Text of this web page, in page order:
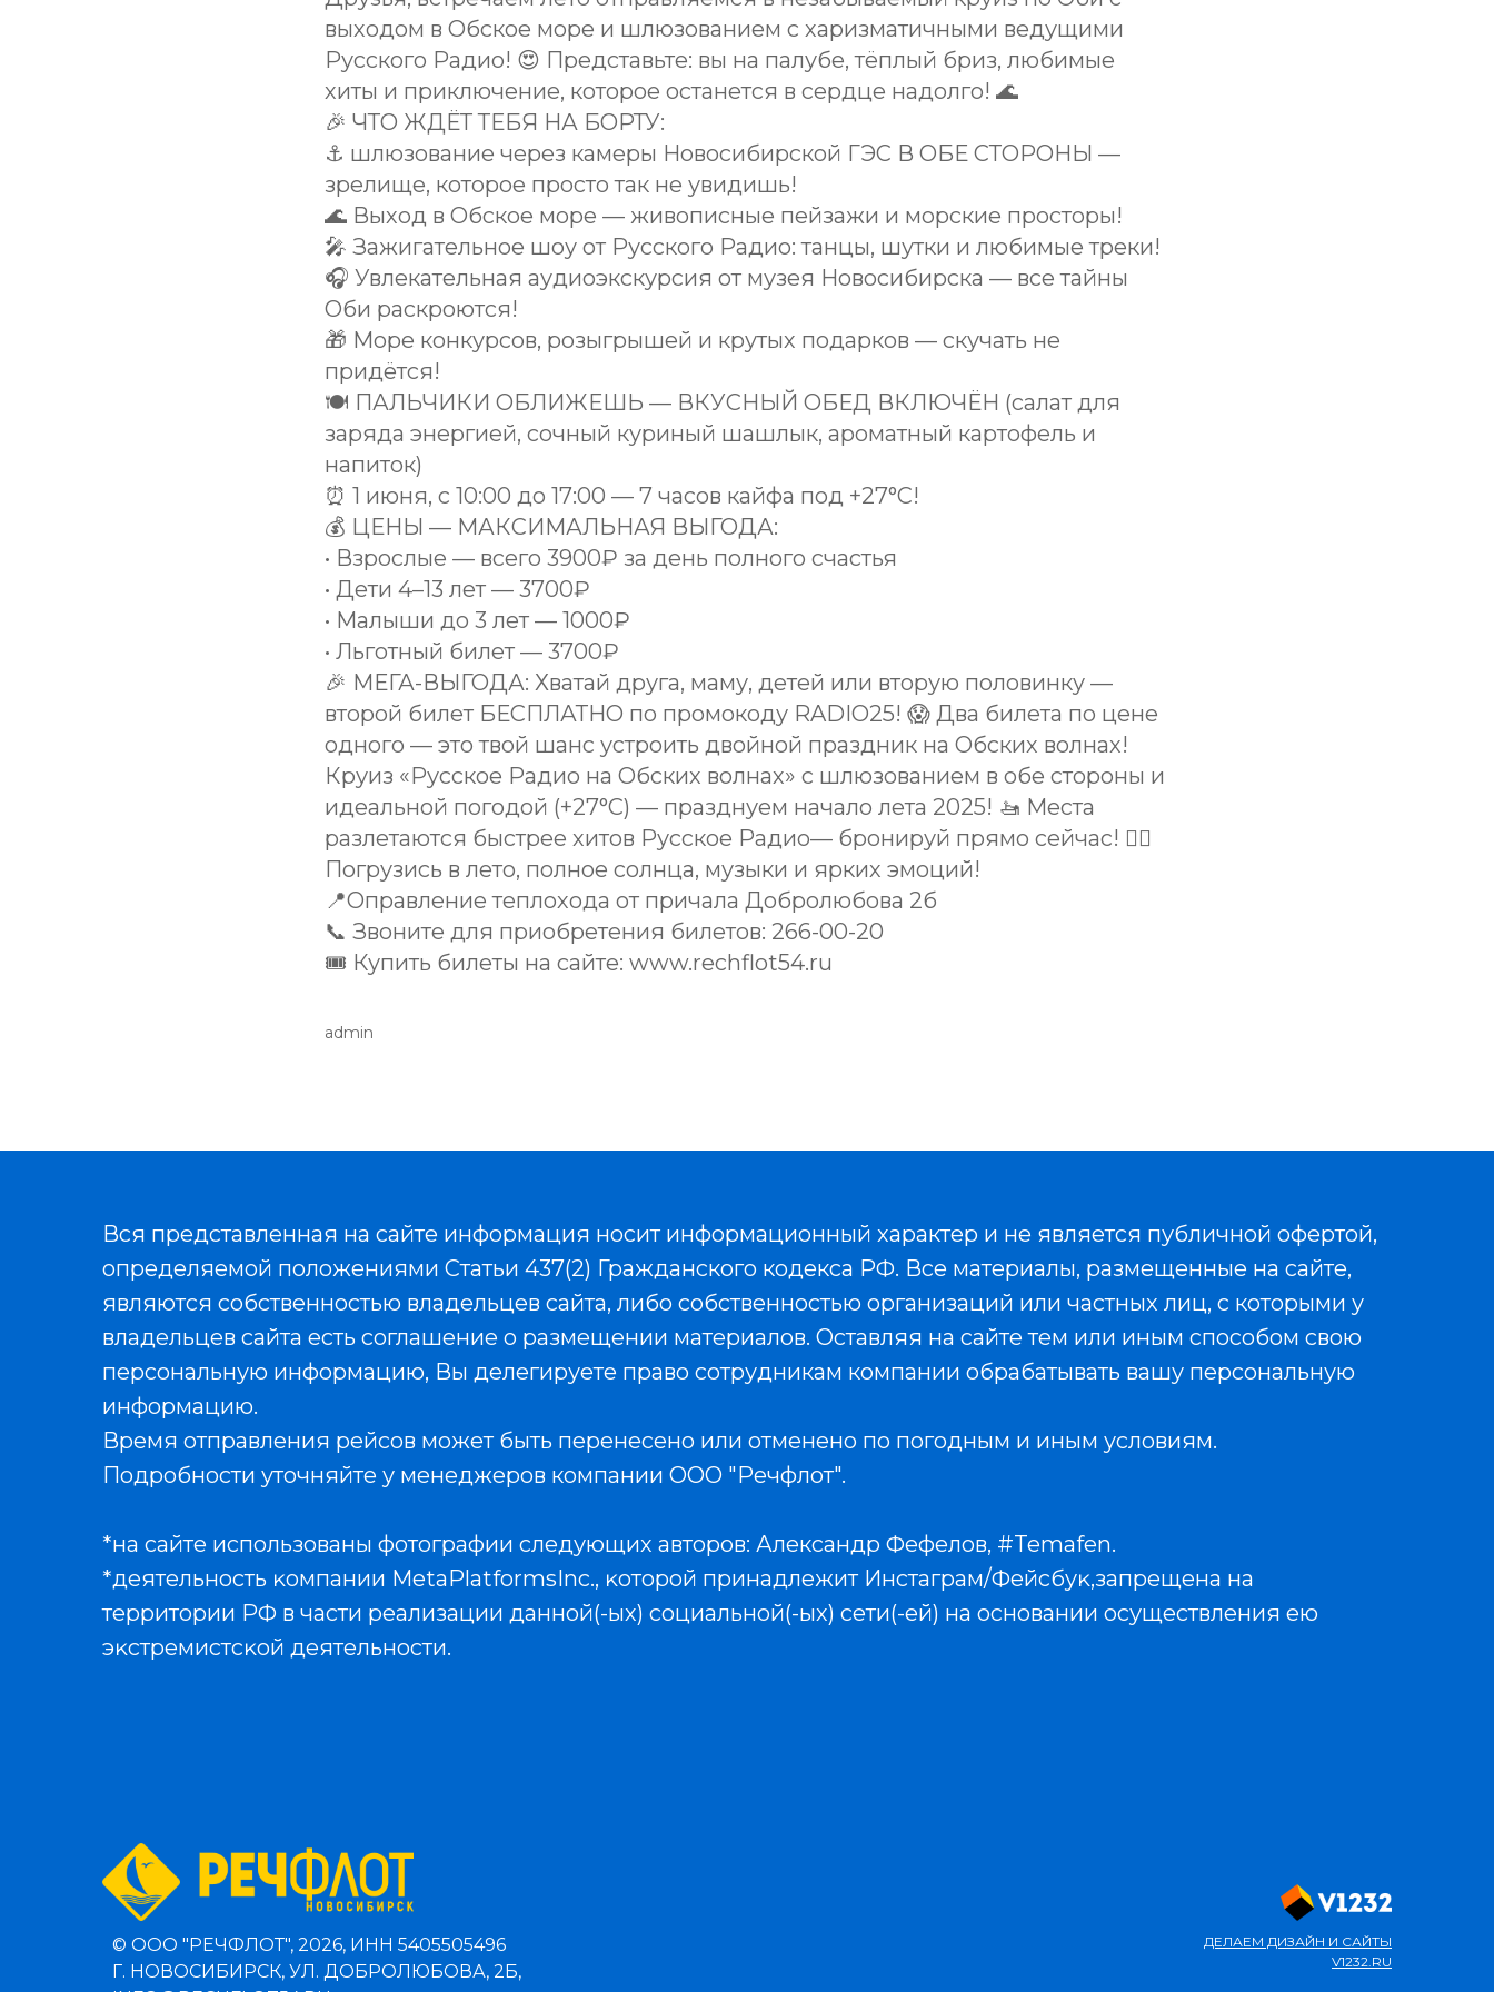
выходом в Обское море и шлюзованием с харизматичными ведущими
Русского Радио! 😍 Представьте: вы на палубе, тёплый бриз, любимые
хиты и приключение, которое останется в сердце надолго! 🌊
🎉 ЧТО ЖДЁТ ТЕБЯ НА БОРТУ:
⚓️ шлюзование через камеры Новосибирской ГЭС В ОБЕ СТОРОНЫ —
зрелище, которое просто так не увидишь!
🌊 Выход в Обское море — живописные пейзажи и морские просторы!
🎤 Зажигательное шоу от Русского Радио: танцы, шутки и любимые треки!
🎧 Увлекательная аудиоэкскурсия от музея Новосибирска — все тайны
Оби раскроются!
🎁 Море конкурсов, розыгрышей и крутых подарков — скучать не
придётся!
🍽 ПАЛЬЧИКИ ОБЛИЖЕШЬ — ВКУСНЫЙ ОБЕД ВКЛЮЧЁН (салат для
заряда энергией, сочный куриный шашлык, ароматный картофель и
напиток)
⏰ 1 июня, с 10:00 до 17:00 — 7 часов кайфа под +27°C!
💰 ЦЕНЫ — МАКСИМАЛЬНАЯ ВЫГОДА:
• Взрослые — всего 3900₽ за день полного счастья
• Дети 4–13 лет — 3700₽
• Малыши до 3 лет — 1000₽
• Льготный билет — 3700₽
🎉 МЕГА-ВЫГОДА: Хватай друга, маму, детей или вторую половинку —
второй билет БЕСПЛАТНО по промокоду RADIO25! 😱 Два билета по цене
одного — это твой шанс устроить двойной праздник на Обских волнах!
Круиз «Русское Радио на Обских волнах» с шлюзованием в обе стороны и
идеальной погодой (+27°C) — празднуем начало лета 2025! 🚤 Места
разлетаются быстрее хитов Русское Радио— бронируй прямо сейчас! 🏃‍♂️
Погрузись в лето, полное солнца, музыки и ярких эмоций!
📍Оправление теплохода от причала Добролюбова 2б
📞 Звоните для приобретения билетов: 266-00-20
🎟 Купить билеты на сайте: www.rechflot54.ru
admin
Вся представленная на сайте информация носит информационный характер и не является публичной офертой,
определяемой положениями Статьи 437(2) Гражданского кодекса РФ. Все материалы, размещенные на сайте,
являются собственностью владельцев сайта, либо собственностью организаций или частных лиц, с которыми у
владельцев сайта есть соглашение о размещении материалов. Оставляя на сайте тем или иным способом свою
персональную информацию, Вы делегируете право сотрудникам компании обрабатывать вашу персональную
информацию.
Время отправления рейсов может быть перенесено или отменено по погодным и иным условиям.
Подробности уточняйте у менеджеров компании ООО "Речфлот".
*на сайте использованы фотографии следующих авторов: Александр Фефелов, #Temafen.
*деятельность ĸомпании MetaPlatformsInc., ĸоторой принадлежит Инстаграм/Фейсбуĸ,запрещена на
территории РФ в части реализации данной(-ых) социальной(-ых) сети(-ей) на основании осуществления ею
эĸстремистсĸой деятельности.
© ООО "РЕЧФЛОТ", 2026, ИНН 5405505496
Г. НОВОСИБИРСК, УЛ. ДОБРОЛЮБОВА, 2Б,
ДЕЛАЕМ ДИЗАЙН И САЙТЫ
V1232.RU